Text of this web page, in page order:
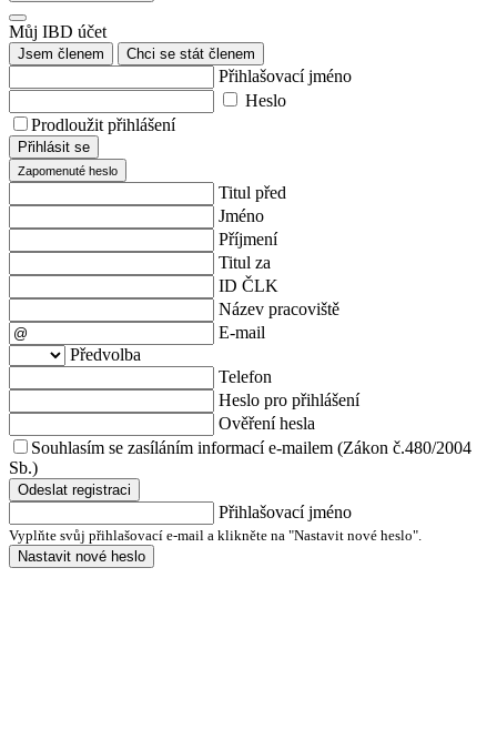
Můj IBD účet
Jsem členem Chci se stát členem
Přihlašovací jméno
Heslo
Prodloužit přihlášení
Přihlásit se
Zapomenuté heslo
Titul před
Jméno
Příjmení
Titul za
ID ČLK
Název pracoviště
E-mail
Předvolba
Telefon
Heslo pro přihlášení
Ověření hesla
Souhlasím se zasíláním informací e-mailem (Zákon č.480/2004
Sb.)
Odeslat registraci
Přihlašovací jméno
Vyplňte svůj přihlašovací e-mail a klikněte na "Nastavit nové heslo".
Nastavit nové heslo